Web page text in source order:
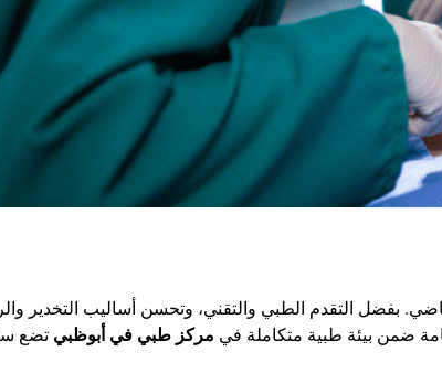
بفضل التقدم الطبي والتقني، وتحسن أساليب التخدير
ضمن بيئة طبية متكاملة في مركز طبي في أبوظبي تضع